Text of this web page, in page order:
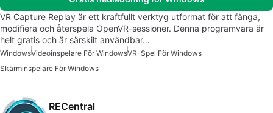
VR Capture Replay är ett kraftfullt verktyg utformat för att fånga,
modifiera och återspela OpenVR-sessioner. Denna programvara är
helt gratis och är särskilt användbar…
WindowsVideoinspelare För WindowsVR-Spel För Windows
Skärminspelare För Windows
RECentral